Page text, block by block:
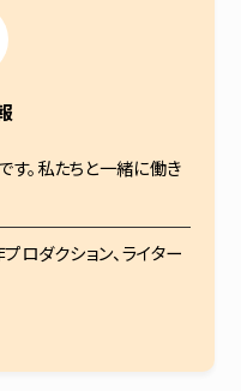
す。私たちと一緒に働き
ロダクション、ライター